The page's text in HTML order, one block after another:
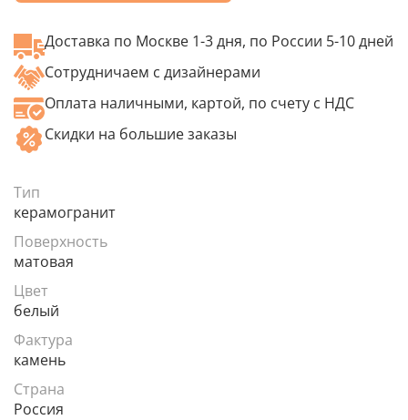
Тип
керамогранит
Поверхность
матовая
Цвет
белый
Фактура
камень
Страна
Россия
Доставка по Москве 1-3 дня, по России 5-10 дней
Сотрудничаем с дизайнерами
Оплата наличными, картой, по счету с НДС
Скидки на большие заказы